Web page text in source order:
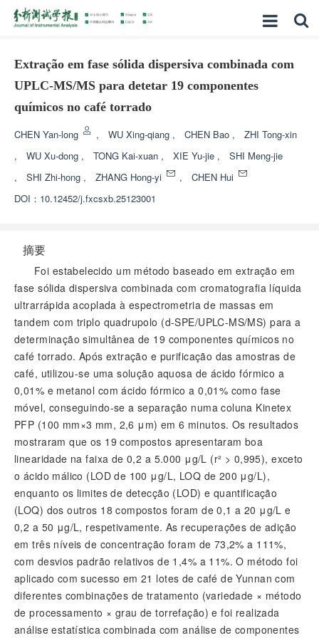
Extração em fase sólida dispersiva combinada com
UPLC-MS/MS para detetar 19 componentes
químicos no café torrado
CHEN Yan-long , WU Xing-qiang , CHEN Bao ,
ZHI Tong-xin
,
WU Xu-dong , TONG Kai-xuan , XIE Yu-jie ,
SHI Meng-jie
,
SHI Zhi-hong , ZHANG Hong-yi ,
CHEN Hui
DOI： 10.12452/j.fxcsxb.25123001
摘要
Foi estabelecido um método baseado em extração em
fase sólida dispersiva combinada com cromatografia líquida
ultrarrápida acoplada à espectrometria de massas em
tandem com triplo quadrupolo (d-SPE/UPLC-MS/MS) para a
determinação simultânea de 19 componentes químicos no
café torrado. Após extração e purificação das amostras de
café, utilizou-se uma solução aquosa de ácido fórmico a
0,01% e metanol com ácido fórmico a 0,01% como fase
móvel, conseguindo-se a separação numa coluna Kinetex
PFP (100 mm×3 mm, 2,6 μm) em 6 minutos. Os resultados
mostraram que os 19 compostos apresentaram boa
linearidade na faixa de 0,2 a 5.000 μg/L (r² > 0,995), exceto
o ácido málico (LOD de 100 μg/L, LOQ de 200 μg/L),
enquanto os limites de detecção (LOD) e quantificação
(LOQ) dos outros 18 compostos foram de 0,1 a 20 μg/L e
0,2 a 50 μg/L, respetivamente. As recuperações de adição
em três níveis de concentração foram de 73,2% a 111%,
com desvios padrão relativos de 1,4% a 11%. O método foi
aplicado com sucesso em 21 lotes de café de Yunnan com
diferentes combinações de tratamento (variedade × método
de processamento × grau de torrefação) e foi realizada
análise estatística combinada com análise de componentes